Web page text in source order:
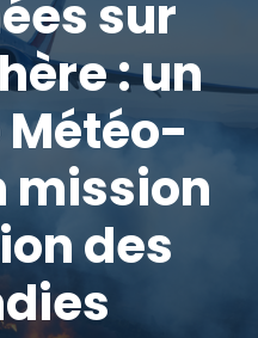
sur
: un
mission
des